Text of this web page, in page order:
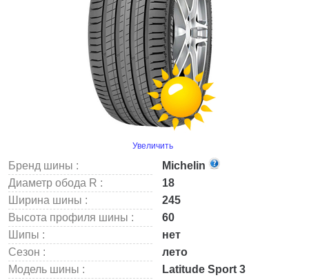
Увеличить
Бренд шины :
Michelin
Диаметр обода R :
18
Ширина шины :
245
Высота профиля шины :
60
Шипы :
нет
Сезон :
лето
Модель шины :
Latitude Sport 3